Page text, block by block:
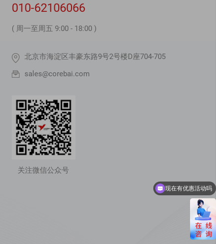
010-62106066
( 周一至周五 9:00 - 18:00 )
北京市海淀区丰豪东路9号2号楼D座704-705
sales@corebai.com
关注微信公众号
可以介绍下你们的产品么